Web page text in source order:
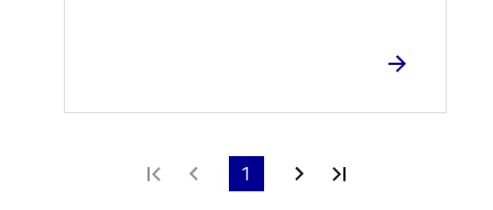
Première page
Page précédente
1 Page suivante